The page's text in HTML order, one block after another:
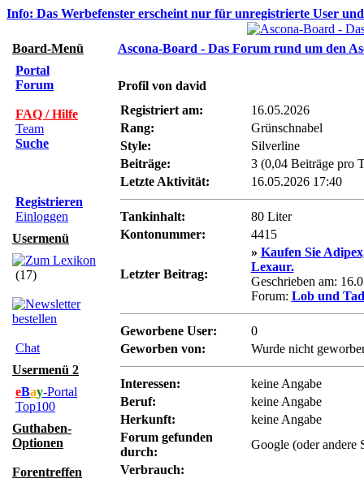
Info: Das Werbefenster erscheint nur für unregistrierte User
Board-Menü
Portal
Forum
FAQ / Hilfe
Team
Suche
Registrieren
Einloggen
Usermenü
(17)
Chat
Usermenü 2
eBay-Portal
Top100
Guthaben-
Optionen
Forentreffen
Ascona-Board - Das Forum rund um den
Profil von david
Registriert am:
16.05.2026
Rang:
Grünschnabel
Style:
Silverline
Beiträge:
3 (0,04 Beiträge pro
Letzte Aktivität:
16.05.2026 17:40
Tankinhalt:
80 Liter
Kontonummer:
4415
Letzter Beitrag:
» Kaufen Sie
Lexaur.
Geschrieben am:
Forum: Lob und
Geworbene User:
0
Geworben von:
Wurde nicht
Interessen:
keine Angabe
Beruf:
keine Angabe
Herkunft:
keine Angabe
Forum gefunden
durch:
Google (oder andere
Verbrauch: